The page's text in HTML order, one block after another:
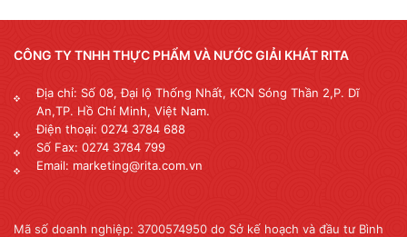
CÔNG TY TNHH THỰC PHẨM VÀ NƯỚC GIẢI KHÁT RITA
Địa chỉ: Số 08, Đại lộ Thống Nhất, KCN Sóng Thần 2,P. Dĩ
An,TP. Hồ Chí Minh, Việt Nam.
Điện thoại: 0274 3784 688
Số Fax: 0274 3784 799
Email: marketing@rita.com.vn
Mã số doanh nghiệp: 3700574950 do Sở kế hoạch và đầu tư Bình